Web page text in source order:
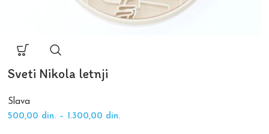
Sveti Nikola letnji
Slava
500,00 din. – 1.300,00 din.